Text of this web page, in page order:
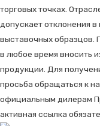
торговых точках.
допускает отклонения
выставочных образцов.
в любое время вносить
продукции. Для
просьба обращаться к
официальным дилерам
активная ссылка